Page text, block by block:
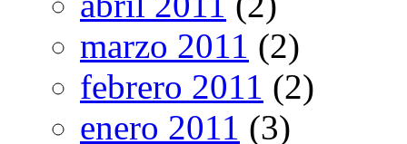
marzo 2011 (2)
febrero 2011 (2)
enero 2011 (3)